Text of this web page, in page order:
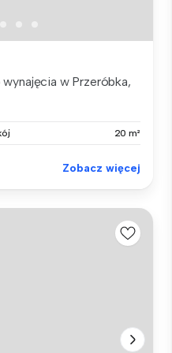
w Przeróbka,
20 m²
Zobacz więcej